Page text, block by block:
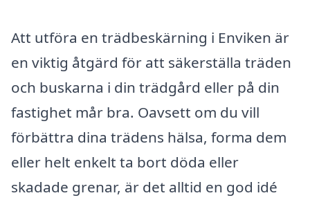
Att utföra en trädbeskärning i Enviken är
en viktig åtgärd för att säkerställa träden
och buskarna i din trädgård eller på din
fastighet mår bra. Oavsett om du vill
förbättra dina trädens hälsa, forma dem
eller helt enkelt ta bort döda eller
skadade grenar, är det alltid en god idé